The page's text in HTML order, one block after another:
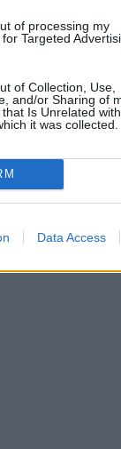
of processing my
Targeted
of Collection, Use,
and/or Sharing of
Is Unrelated
it was collected.
Data Access